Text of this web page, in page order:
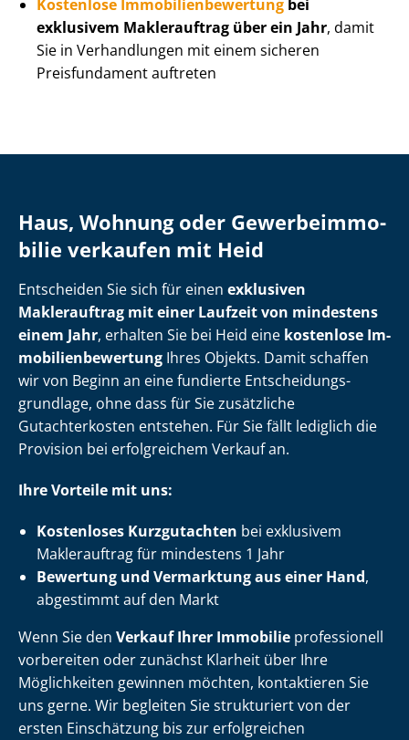
Kostenlose Im­mo­bi­li­en­be­wer­tung bei
exklusivem Maklerauftrag über ein Jahr, damit
Sie in Verhandlungen mit einem sicheren
Preisfundament auftreten
Haus, Wohnung oder Ge­wer­be­im­mo­
bi­lie verkaufen mit Heid
Entscheiden Sie sich für einen exklusiven
Maklerauftrag mit einer Laufzeit von mindestens
einem Jahr, erhalten Sie bei Heid eine kostenlose Im­
mo­bi­li­en­be­wer­tung Ihres Objekts. Damit schaffen
wir von Beginn an eine fundierte Ent­schei­dungs­
grund­la­ge, ohne dass für Sie zusätzliche
Gutachterkosten entstehen. Für Sie fällt lediglich die
Provision bei erfolgreichem Verkauf an.
Ihre Vorteile mit uns:
Kostenloses Kurzgutachten bei exklusivem
Maklerauftrag für mindestens 1 Jahr
Bewertung und Vermarktung aus einer Hand,
abgestimmt auf den Markt
Wenn Sie den Verkauf Ihrer Immobilie professionell
vorbereiten oder zunächst Klarheit über Ihre
Möglichkeiten gewinnen möchten, kontaktieren Sie
uns gerne. Wir begleiten Sie strukturiert von der
ersten Einschätzung bis zur erfolgreichen